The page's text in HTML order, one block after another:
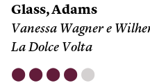
Glass, Adams
Vanessa Wagner e
La Dolce Volta
⬤ ⬤ ⬤ ⬤ ⬤